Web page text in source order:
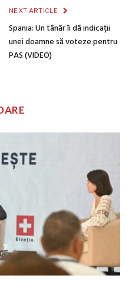
NEXT ARTICLE
Spania: Un tânăr îi dă indicații
unei doamne să voteze pentru
PAS (VIDEO)